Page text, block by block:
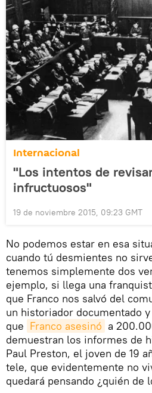
Internacional
"Los intentos de
infructuosos"
19 de noviembre 2015, 09:23 GMT
No podemos estar en esa
cuando tú desmientes no
tenemos simplemente dos
ejemplo, si llega una
que Franco nos salvó del
un historiador documentado
que Franco asesinó a
demuestran los informes de
Paul Preston, el joven de 19
tele, que evidentemente no
quedará pensando ¿quién de